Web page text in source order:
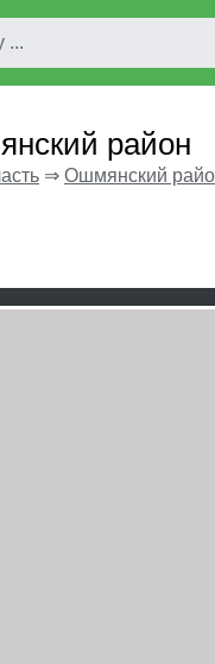
район
⇒ Ошмянский